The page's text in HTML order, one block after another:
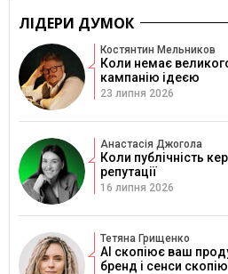
ЛІДЕРИ ДУМОК
Костянтин Мельников
Коли немає
кампанію ідеєю
23 липня 2026
Анастасія Джогола
Коли публічність
репутації
16 липня 2026
Тетяна Грищенко
AI скопіює ваш
бренд і сенси